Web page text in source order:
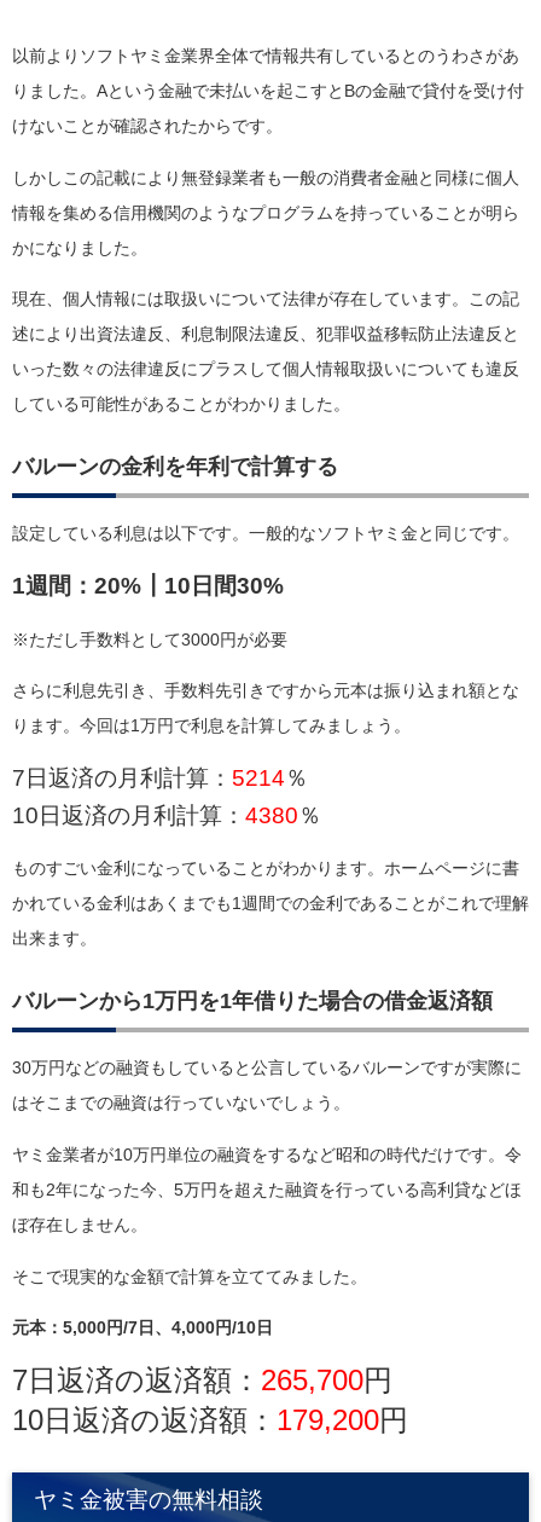
以前よりソフトヤミ金業界全体で情報共有しているとのうわさがあ
りました。Aという金融で未払いを起こすとBの金融で貸付を受け付
けないことが確認されたからです。
しかしこの記載により無登録業者も一般の消費者金融と同様に個人
情報を集める信用機関のようなプログラムを持っていることが明ら
かになりました。
現在、個人情報には取扱いについて法律が存在しています。この記
述により出資法違反、利息制限法違反、犯罪収益移転防止法違反と
いった数々の法律違反にプラスして個人情報取扱いについても違反
している可能性があることがわかりました。
バルーンの金利を年利で計算する
設定している利息は以下です。一般的なソフトヤミ金と同じです。
1週間：20%┃10日間30%
※ただし手数料として3000円が必要
さらに利息先引き、手数料先引きですから元本は振り込まれ額とな
ります。今回は1万円で利息を計算してみましょう。
7日返済の月利計算： 5214％
10日返済の月利計算： 4380％
ものすごい金利になっていることがわかります。ホームページに書
かれている金利はあくまでも1週間での金利であることがこれで理解
出来ます。
バルーンから1万円を1年借りた場合の借金返済額
30万円などの融資もしていると公言しているバルーンですが実際に
はそこまでの融資は行っていないでしょう。
ヤミ金業者が10万円単位の融資をするなど昭和の時代だけです。令
和も2年になった今、5万円を超えた融資を行っている高利貸などほ
ぼ存在しません。
そこで現実的な金額で計算を立ててみました。
元本：5,000円/7日、4,000円/10日
7日返済の返済額： 265,700円
10日返済の返済額： 179,200円
ヤミ金被害の無料相談